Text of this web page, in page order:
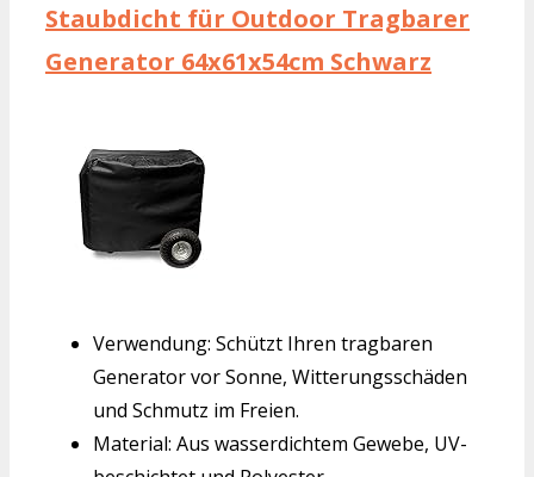
Staubdicht für Outdoor Tragbarer
Generator 64x61x54cm Schwarz
Verwendung: Schützt Ihren tragbaren
Generator vor Sonne, Witterungsschäden
und Schmutz im Freien.
Material: Aus wasserdichtem Gewebe, UV-